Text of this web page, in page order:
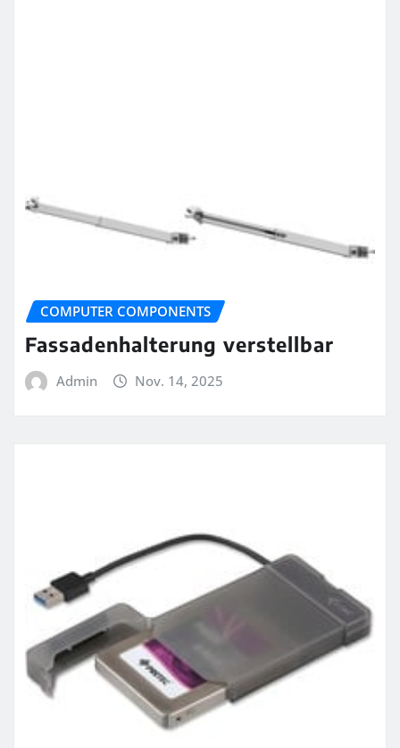
COMPUTER COMPONENTS
Fassadenhalterung verstellbar
Admin Nov. 14, 2025